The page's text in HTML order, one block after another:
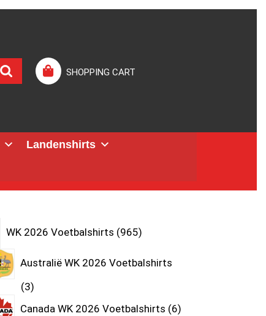
SHOPPING CART
Landenshirts
WK 2026 Voetbalshirts 965
Australië WK 2026 Voetbalshirts
3
Canada WK 2026 Voetbalshirts 6